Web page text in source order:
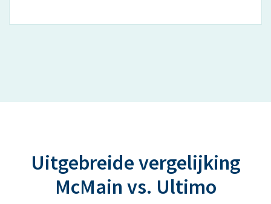
Uitgebreide vergelijking
McMain vs. Ultimo